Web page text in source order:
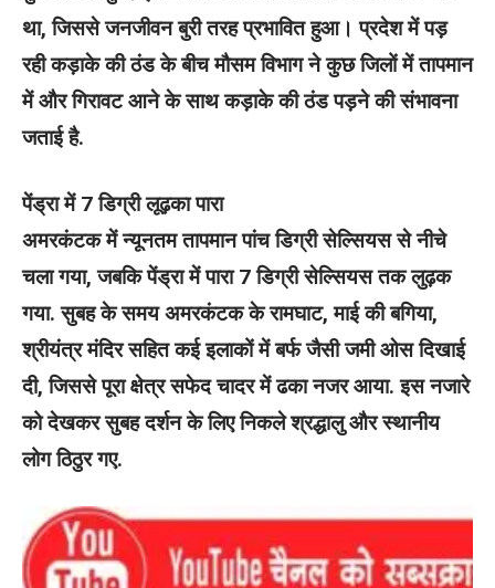
था, जिससे जनजीवन बुरी तरह प्रभावित हुआ। प्रदेश में पड़
रही कड़ाके की ठंड के बीच मौसम विभाग ने कुछ जिलों में तापमान
में और गिरावट आने के साथ कड़ाके की ठंड पड़ने की संभावना
जताई है.
पेंड्रा में 7 डिग्री लूढ़का पारा
अमरकंटक में न्यूनतम तापमान पांच डिग्री सेल्सियस से नीचे
चला गया, जबकि पेंड्रा में पारा 7 डिग्री सेल्सियस तक लुढ़क
गया. सुबह के समय अमरकंटक के रामघाट, माई की बगिया,
श्रीयंत्र मंदिर सहित कई इलाकों में बर्फ जैसी जमी ओस दिखाई
दी, जिससे पूरा क्षेत्र सफेद चादर में ढका नजर आया. इस नजारे
को देखकर सुबह दर्शन के लिए निकले श्रद्धालु और स्थानीय
लोग ठिठुर गए.